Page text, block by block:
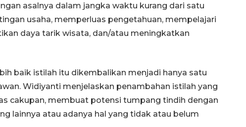
asalnya dalam jangka waktu kurang dari satu
usaha, memperluas pengetahuan, mempelajari
daya tarik wisata, dan/atau meningkatkan
baik istilah itu dikembalikan menjadi hanya satu
Widiyanti menjelaskan penambahan istilah yang
cakupan, membuat potensi tumpang tindih dengan
lainnya atau adanya hal yang tidak atau belum